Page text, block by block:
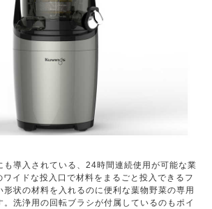
も導入されている、24時間連続使用が可能な業
イドな投入口で材料をまるごと投入できるフ
形状の材料を入れるのに便利な葉物野菜の専用
。洗浄用の回転ブラシが付属しているのもポイ